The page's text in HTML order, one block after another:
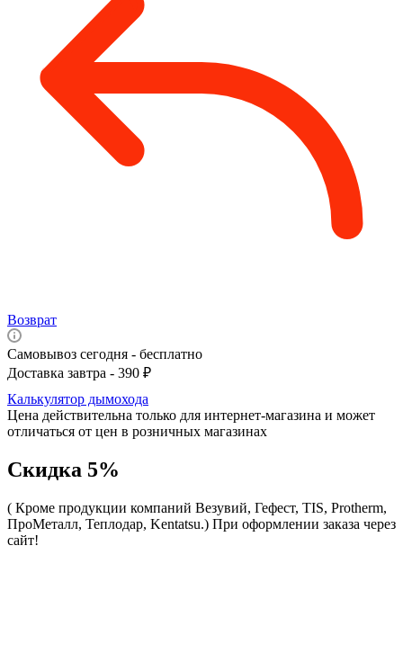
Возврат
Самовывоз сегодня - бесплатно
Доставка завтра - 390 ₽
Калькулятор дымохода
Цена действительна только для интернет-магазина и может
отличаться от цен в розничных магазинах
Скидка 5%
( Кроме продукции компаний Везувий, Гефест, TIS, Protherm,
ПроМеталл, Теплодар, Kentatsu.) При оформлении заказа через
сайт!